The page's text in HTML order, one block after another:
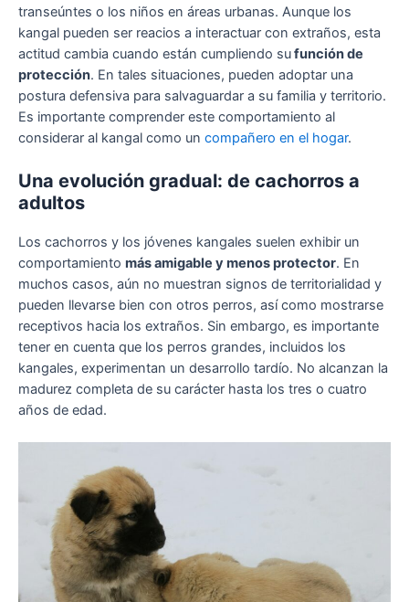
transeúntes o los niños en áreas urbanas. Aunque los
kangal pueden ser reacios a interactuar con extraños, esta
actitud cambia cuando están cumpliendo sufunción de
protección. En tales situaciones, pueden adoptar una
postura defensiva para salvaguardar a su familia y territorio.
Es importante comprender este comportamiento al
considerar al kangal como un compañero en el hogar.
Una evolución gradual: de cachorros a
adultos
Los cachorros y los jóvenes kangales suelen exhibir un
comportamiento más amigable y menos protector. En
muchos casos, aún no muestran signos de territorialidad y
pueden llevarse bien con otros perros, así como mostrarse
receptivos hacia los extraños. Sin embargo, es importante
tener en cuenta que los perros grandes, incluidos los
kangales, experimentan un desarrollo tardío. No alcanzan la
madurez completa de su carácter hasta los tres o cuatro
años de edad.